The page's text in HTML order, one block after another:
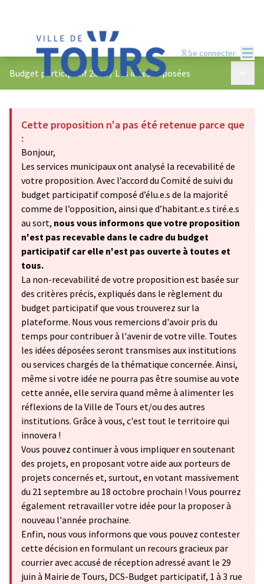
Se connecter
Budget participatif 2022/ Les idées déposées
Cette proposition n'a pas été retenue parce que
:
Bonjour,
Les services municipaux ont analysé la recevabilité de
votre proposition. Avec l’accord du Comité de suivi du
budget participatif composé d’élu.e.s de la majorité
comme de l’opposition, ainsi que d’habitant.e.s tiré.e.s
au sort, nous vous informons que votre proposition
n'est pas recevable dans le cadre du budget
participatif car elle n'est pas ouverte à toutes et
tous.
La non-recevabilité de votre proposition est basée sur
des critères précis, expliqués dans le règlement du
budget participatif que vous trouverez sur la
plateforme. Nous vous remercions d'avoir pris du
temps pour contribuer à l'avenir de votre ville. Toutes
les idées déposées seront transmises aux institutions
ou services chargés de la thématique concernée. Ainsi,
même si votre idée ne pourra pas être soumise au vote
cette année, elle servira quand même à alimenter les
réflexions de la Ville de Tours et/ou des autres
institutions. Grâce à vous, c'est tout le territoire qui
innovera !
Vous pouvez continuer à vous impliquer en soutenant
des projets, en proposant votre aide aux porteurs de
projets concernés et, surtout, en votant massivement
du 21 septembre au 18 octobre prochain ! Vous pourrez
également retravailler votre idée pour la proposer à
nouveau l'année prochaine.
Enfin, nous vous informons que vous pouvez contester
cette décision en formulant un recours gracieux par
courrier avec accusé de réception adressé avant le 29
juin à Mairie de Tours, DCS-Budget participatif, 1 à 3 rue